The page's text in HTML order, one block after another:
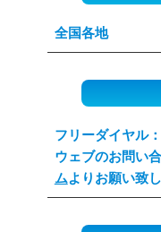
全国各地
フリーダイヤル：
ウェブのお問い合
ムよりお願い致し